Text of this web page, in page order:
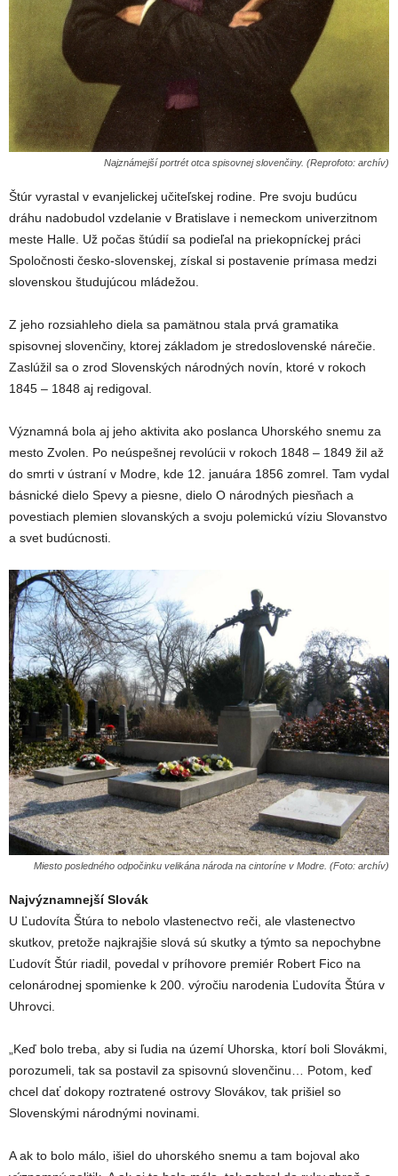
Najznámejší portrét otca spisovnej slovenčiny. (Reprofoto: archív)
Štúr vyrastal v evanjelickej učiteľskej rodine. Pre svoju budúcu
dráhu nadobudol vzdelanie v Bratislave i nemeckom univerzitnom
meste Halle. Už počas štúdií sa podieľal na priekopníckej práci
Spoločnosti česko-slovenskej, získal si postavenie prímasa medzi
slovenskou študujúcou mládežou.
Z jeho rozsiahleho diela sa pamätnou stala prvá gramatika
spisovnej slovenčiny, ktorej základom je stredoslovenské nárečie.
Zaslúžil sa o zrod Slovenských národných novín, ktoré v rokoch
1845 – 1848 aj redigoval.
Významná bola aj jeho aktivita ako poslanca Uhorského snemu za
mesto Zvolen. Po neúspešnej revolúcii v rokoch 1848 – 1849 žil až
do smrti v ústraní v Modre, kde 12. januára 1856 zomrel. Tam vydal
básnické dielo Spevy a piesne, dielo O národných piesňach a
povestiach plemien slovanských a svoju polemickú víziu Slovanstvo
a svet budúcnosti.
Miesto posledného odpočinku velikána národa na cintoríne v Modre. (Foto: archív)
Najvýznamnejší Slovák
U Ľudovíta Štúra to nebolo vlastenectvo reči, ale vlastenectvo
skutkov, pretože najkrajšie slová sú skutky a týmto sa nepochybne
Ľudovít Štúr riadil, povedal v príhovore premiér Robert Fico na
celonárodnej spomienke k 200. výročiu narodenia Ľudovíta Štúra v
Uhrovci.
„Keď bolo treba, aby si ľudia na území Uhorska, ktorí boli Slovákmi,
porozumeli, tak sa postavil za spisovnú slovenčinu… Potom, keď
chcel dať dokopy roztratené ostrovy Slovákov, tak prišiel so
Slovenskými národnými novinami.
A ak to bolo málo, išiel do uhorského snemu a tam bojoval ako